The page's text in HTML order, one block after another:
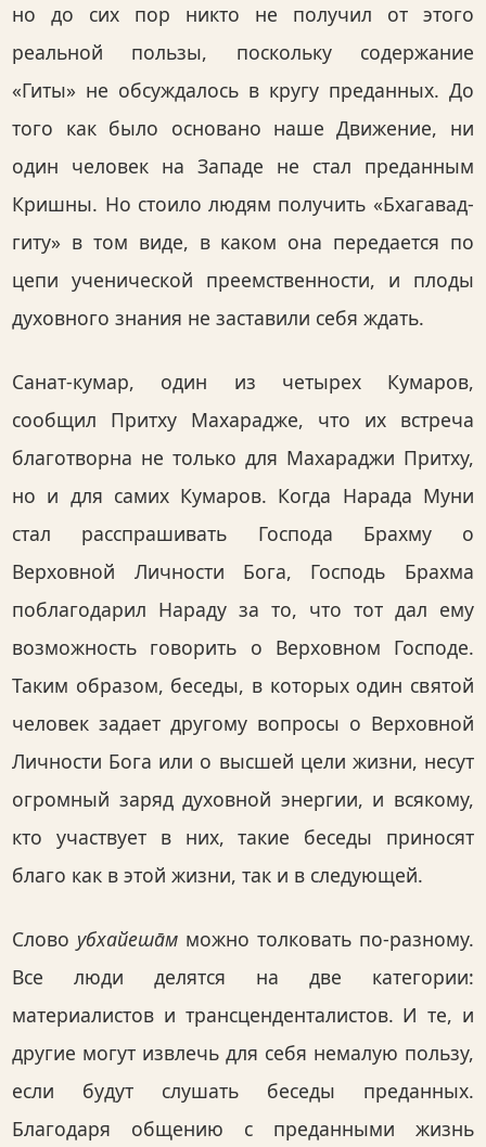
но до сих пор никто не получил от этого
реальной пользы, поскольку содержание
«Гиты» не обсуждалось в кругу преданных. До
того как было основано наше Движение, ни
один человек на Западе не стал преданным
Кришны. Но стоило людям получить «Бхагавад-
гиту» в том виде, в каком она передается по
цепи ученической преемственности, и плоды
духовного знания не заставили себя ждать.
Санат-кумар, один из четырех Кумаров,
сообщил Притху Махарадже, что их встреча
благотворна не только для Махараджи Притху,
но и для самих Кумаров. Когда Нарада Муни
стал расспрашивать Господа Брахму о
Верховной Личности Бога, Господь Брахма
поблагодарил Нараду за то, что тот дал ему
возможность говорить о Верховном Господе.
Таким образом, беседы, в которых один святой
человек задает другому вопросы о Верховной
Личности Бога или о высшей цели жизни, несут
огромный заряд духовной энергии, и всякому,
кто участвует в них, такие беседы приносят
благо как в этой жизни, так и в следующей.
Слово убхайеша̄м можно толковать по-разному.
Все люди делятся на две категории:
материалистов и трансценденталистов. И те, и
другие могут извлечь для себя немалую пользу,
если будут слушать беседы преданных.
Благодаря общению с преданными жизнь